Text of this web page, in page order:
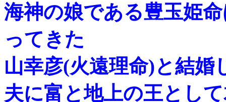
海神の娘である豊玉姫
ってきた
山幸彦(火遠理命)と結婚
夫に富と地上の王とし